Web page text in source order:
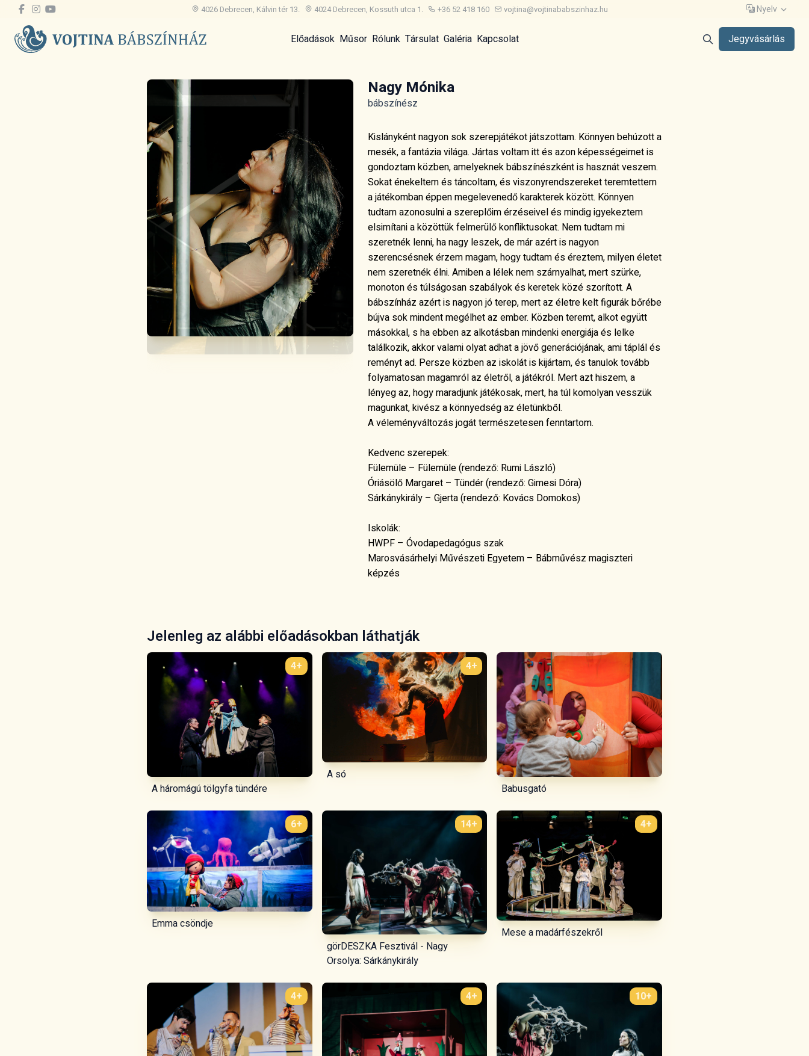
4026 Debrecen, Kálvin tér 13. 4024 Debrecen, Kossuth utca 1. +36 52 418 160 vojtina@vojtinababszinhaz.hu Nyelv
Jegyvásárlás
Előadások Műsor Rólunk Társulat Galéria Kapcsolat
Nagy Mónika
bábszínész
Kislányként nagyon sok szerepjátékot játszottam. Könnyen behúzott a
mesék, a fantázia világa. Jártas voltam itt és azon képességeimet is
gondoztam közben, amelyeknek bábszínészként is hasznát veszem.
Sokat énekeltem és táncoltam, és viszonyrendszereket teremtettem
a játékomban éppen megelevenedő karakterek között. Könnyen
tudtam azonosulni a szereplőim érzéseivel és mindig igyekeztem
elsimítani a közöttük felmerülő konfliktusokat. Nem tudtam mi
szeretnék lenni, ha nagy leszek, de már azért is nagyon
szerencsésnek érzem magam, hogy tudtam és éreztem, milyen életet
nem szeretnék élni. Amiben a lélek nem szárnyalhat, mert szürke,
monoton és túlságosan szabályok és keretek közé szorított. A
bábszínház azért is nagyon jó terep, mert az életre kelt figurák bőrébe
bújva sok mindent megélhet az ember. Közben teremt, alkot együtt
másokkal, s ha ebben az alkotásban mindenki energiája és lelke
találkozik, akkor valami olyat adhat a jövő generációjának, ami táplál és
reményt ad. Persze közben az iskolát is kijártam, és tanulok tovább
folyamatosan magamról az életről, a játékról. Mert azt hiszem, a
lényeg az, hogy maradjunk játékosak, mert, ha túl komolyan vesszük
magunkat, kivész a könnyedség az életünkből.
A véleményváltozás jogát természetesen fenntartom.
Kedvenc szerepek:
Fülemüle – Fülemüle (rendező: Rumi László)
Óriásölő Margaret – Tündér (rendező: Gimesi Dóra)
Sárkánykirály – Gjerta (rendező: Kovács Domokos)
Iskolák:
HWPF – Óvodapedagógus szak
Marosvásárhelyi Művészeti Egyetem – Bábművész magiszteri
képzés
Jelenleg az alábbi előadásokban láthatják
4+
A háromágú tölgyfa tündére
4+
A só
Babusgató
6+
Emma csöndje
14+
görDESZKA Fesztivál - Nagy
Orsolya: Sárkánykirály
4+
Mese a madárfészekről
4+ 4+ 10+